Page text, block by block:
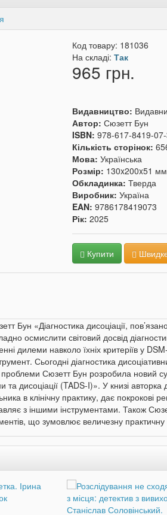
Код товару: 181036
На складі:Так
965 грн.
Видавництво:
Автор:Сюзетт Бун
ISBN:978-617-8419-
Кількість сторінок:
Мова:Українська
Розмір: 130x200x51 мм
Обкладинка:Тверда
Виробник:Україна
EAN:9786178419073
Рік:2025
Купити
Бун «Діагностика дисоціації,
осмислити світовий досвід
дилеми навколо їхніх критеріїв у
Сьогодні діагностика
Сюзетт Бун розробила новий
та дисоціації (TADS-I)». У книзі
в клінічну практику, дає покрокові
з іншими інструментами. Також
що зумовлює величезну практичну